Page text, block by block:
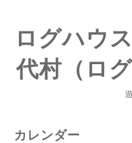
ログハウ
代村（ロ
カレンダー